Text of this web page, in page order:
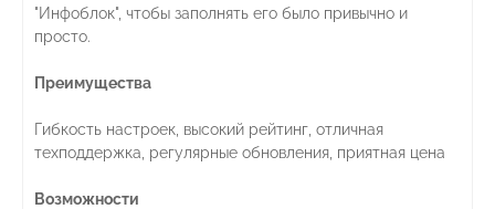
"Инфоблок", чтобы заполнять его было привычно и
просто.
Преимущества
Гибкость настроек, высокий рейтинг, отличная
техподдержка, регулярные обновления, приятная цена
Возможности